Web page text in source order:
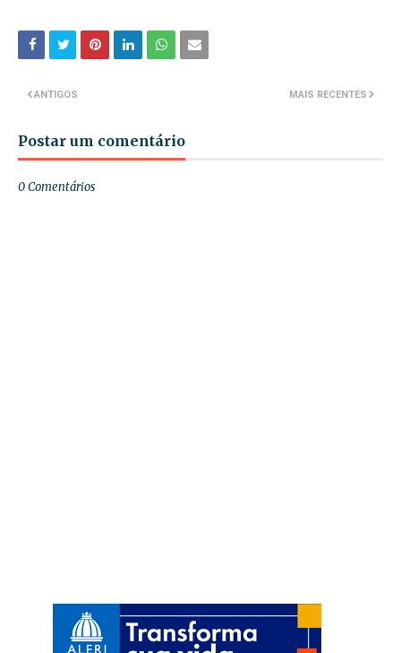
MAIS RECENTES
ANTIGOS
Postar um comentário
0 Comentários